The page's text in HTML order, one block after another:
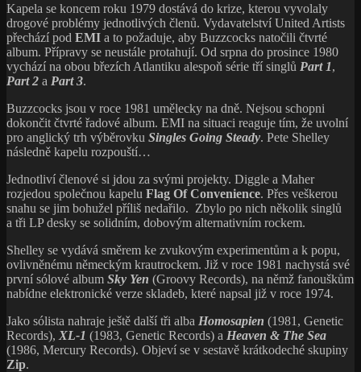
Kapela se koncem roku 1979 dostává do krize, kterou vyvolaly
drogové problémy jednotlivých členů. Vydavatelství United Artists
přechází pod EMI a to požaduje, aby Buzzcocks natočili čtvrté
album. Přípravy se neustále protahují. Od srpna do prosince 1980
vychází na obou březích Atlantiku alespoň série tří singlů Part 1,
Part 2 a Part 3.
Buzzcocks jsou v roce 1981 umělecky na dně. Nejsou schopni
dokončit čtvrté řadové album. EMI na situaci reaguje tím, že uvolní
pro anglický trh výběrovku Singles Going Steady. Pete Shelley
následně kapelu rozpouští…
Jednotliví členové si jdou za svými projekty. Diggle a Maher
rozjedou společnou kapelu Flag Of Convenience. Přes veškerou
snahu se jim bohužel příliš nedařilo. Zbylo po nich několik singlů
a tři LP desky se solidním, dobovým alternativním rockem.
Shelley se vydává směrem ke zvukovým experimentům a k popu,
ovlivněnému německým krautrockem. Již v roce 1981 nachystá své
první sólové album Sky Yen (Groovy Records), na němž fanouškům
nabídne elektronické verze skladeb, které napsal již v roce 1974.
Jako sólista nahraje ještě další tři alba Homosapien (1981, Genetic
Records), XL-1 (1983, Genetic Records) a Heaven & The Sea
(1986, Mercury Records). Objeví se v sestavě krátkodeché skupiny
Zip.